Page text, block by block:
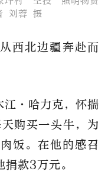
刘蓉 摄
西北边疆奔赴而
江·哈力克，怀揣
购买一头牛，为
饭。在他的感召
款3万元。